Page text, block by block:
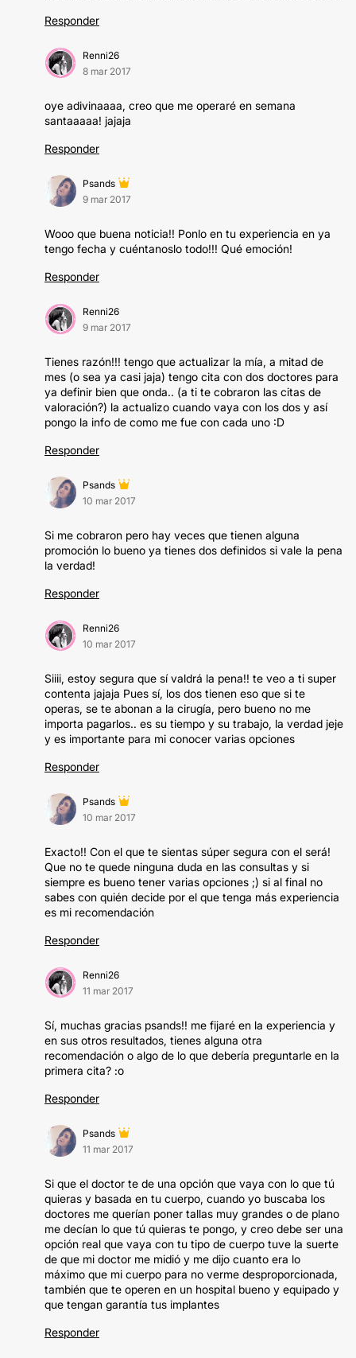
Responder
Renni26
8 mar 2017
oye adivinaaaa, creo que me operaré en semana
santaaaaa! jajaja
Responder
Psands
9 mar 2017
Wooo que buena noticia!! Ponlo en tu experiencia en ya
tengo fecha y cuéntanoslo todo!!! Qué emoción!
Responder
Renni26
9 mar 2017
Tienes razón!!! tengo que actualizar la mía, a mitad de
mes (o sea ya casi jaja) tengo cita con dos doctores para
ya definir bien que onda.. (a ti te cobraron las citas de
valoración?) la actualizo cuando vaya con los dos y así
pongo la info de como me fue con cada uno :D
Responder
Psands
10 mar 2017
Si me cobraron pero hay veces que tienen alguna
promoción lo bueno ya tienes dos definidos si vale la pena
la verdad!
Responder
Renni26
10 mar 2017
Siiii, estoy segura que sí valdrá la pena!! te veo a ti super
contenta jajaja Pues sí, los dos tienen eso que si te
operas, se te abonan a la cirugía, pero bueno no me
importa pagarlos.. es su tiempo y su trabajo, la verdad jeje
y es importante para mi conocer varias opciones
Responder
Psands
10 mar 2017
Exacto!! Con el que te sientas súper segura con el será!
Que no te quede ninguna duda en las consultas y si
siempre es bueno tener varias opciones ;) si al final no
sabes con quién decide por el que tenga más experiencia
es mi recomendación
Responder
Renni26
11 mar 2017
Sí, muchas gracias psands!! me fijaré en la experiencia y
en sus otros resultados, tienes alguna otra
recomendación o algo de lo que debería preguntarle en la
primera cita? :o
Responder
Psands
11 mar 2017
Si que el doctor te de una opción que vaya con lo que tú
quieras y basada en tu cuerpo, cuando yo buscaba los
doctores me querían poner tallas muy grandes o de plano
me decían lo que tú quieras te pongo, y creo debe ser una
opción real que vaya con tu tipo de cuerpo tuve la suerte
de que mi doctor me midió y me dijo cuanto era lo
máximo que mi cuerpo para no verme desproporcionada,
también que te operen en un hospital bueno y equipado y
que tengan garantía tus implantes
Responder